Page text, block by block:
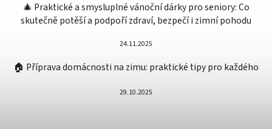
🎄 Praktické a smysluplné vánoční dárky pro seniory: Co
skutečně potěší a podpoří zdraví, bezpečí i zimní pohodu
24.11.2025
🏠 Příprava domácnosti na zimu: praktické tipy pro každého
29.10.2025